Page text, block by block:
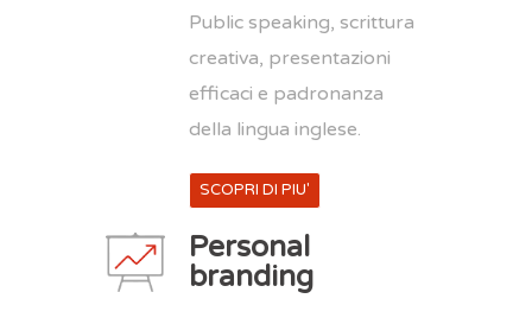
Public speaking, scrittura
creativa, presentazioni
efficaci e padronanza
della lingua inglese.
SCOPRI DI PIU'
Personal
branding